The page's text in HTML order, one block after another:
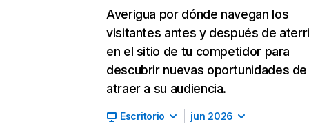
Averigua por dónde navegan los
visitantes antes y después de
en el sitio de tu competidor para
descubrir nuevas oportunidades de
atraer a su audiencia.
Escritorio jun 2026